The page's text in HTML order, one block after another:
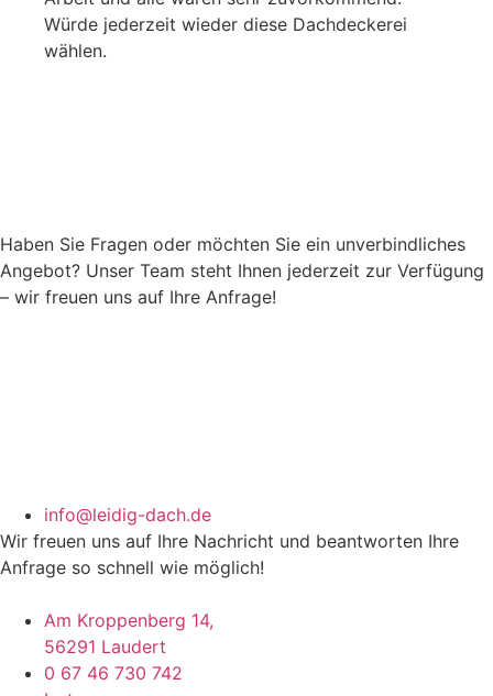
Würde jederzeit wieder diese Dachdeckerei
wählen.
Haben Sie Fragen oder möchten Sie ein unverbindliches
Angebot? Unser Team steht Ihnen jederzeit zur Verfügung
– wir freuen uns auf Ihre Anfrage!
info@leidig-dach.de
Wir freuen uns auf Ihre Nachricht und beantworten Ihre
Anfrage so schnell wie möglich!
Am Kroppenberg 14,
56291 Laudert
0 67 46 730 742